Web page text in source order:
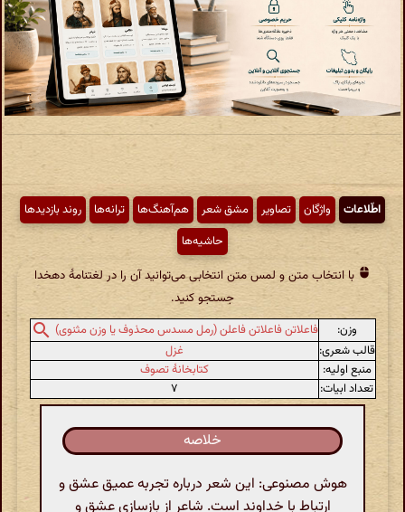
اطّلاعات واژگان تصاویر مشق شعر هم‌آهنگ‌ها ترانه‌ها
روند بازدیدها
حاشیه‌ها
با انتخاب متن و لمس متن انتخابی می‌توانید آن را در لغتنامهٔ دهخدا
جستجو کنید.
وزن:
فاعلاتن فاعلاتن فاعلن (رمل مسدس محذوف یا وزن مثنوی)
قالب شعری:
غزل
منبع اولیه:
کتابخانهٔ تصوف
تعداد ابیات:
۷
خلاصه
هوش مصنوعی: این شعر درباره تجربه عمیق عشق و
ارتباط با خداوند است. شاعر از بازسازی عشق و